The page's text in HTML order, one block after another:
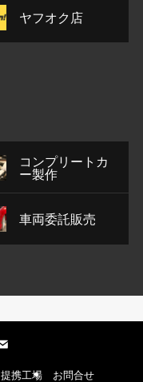
ヤフオク店
コンプリートカ
ー製作
車両委託販売
提携工場 お問合せ